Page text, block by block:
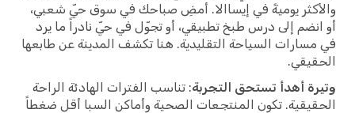
والأكثر يوميةً في إيساالا. أمضِ صباحك في سوق حيّ شعبي،
أو انضم إلى درس طبخ تطبيقي، أو تجوّل في حيّ نادراً ما يرد
في مسارات السياحة التقليدية. هنا تكشف المدينة عن طابعها
الحقيقي.
وتيرة أهدأ تستحق التجربة: تناسب الفترات الهادئة الراحة
الحقيقية. تكون المنتجعات الصحية وأماكن السبا أقل ضغطاً